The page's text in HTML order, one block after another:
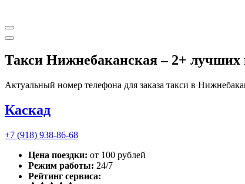
Такси Нижнебаканская– 2+ лучших
Актуальный номер телефона для заказа такси в
Каскад
+7 (918) 938-86-68
Цена поездки: от 100 рублей
Режим работы: 24/7
Рейтинг сервиса: